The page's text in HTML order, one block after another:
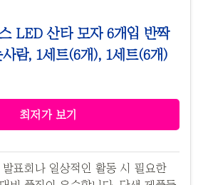
LED 산타 모자 6개입 반짝
람, 1세트(6개), 1세트(6개)
최저가 보기
표회나 일상적인 활동 시 필요한